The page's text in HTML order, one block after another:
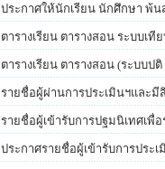
ประกาศให้นักเรียน นักศึกษา พ้น
ตารางเรียน ตารางสอน ระบบเ
ตารางเรียน ตารางสอน (ระบบป
รายชื่อผู้ผ่านการประเมินฯและมี
รายชื่อผู้เข้ารับการปฐมนิเทศเพื่
ประกาศรายชื่อผู้เข้ารับการประ